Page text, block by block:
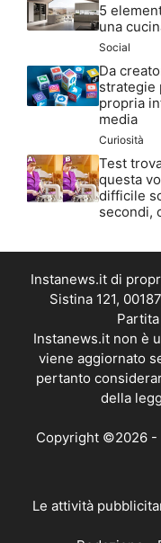
5
una
Social
Da
strategie
propria
media
Curiosità
Test
questa
difficile
secondi,
Instanews.it di
Sistina 121,
Instanews.it non è
viene aggiornato
pertanto
della
Copyright ©2026
Le attività